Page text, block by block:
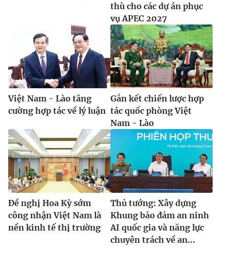
thù cho các dự án phục
vụ APEC 2027
Việt Nam - Lào tăng
cường hợp tác về lý luận
Gắn kết chiến lược hợp
tác quốc phòng Việt
Nam - Lào
Đề nghị Hoa Kỳ sớm
công nhận Việt Nam là
nền kinh tế thị trường
Thủ tướng: Xây dựng
Khung bảo đảm an ninh
AI quốc gia và năng lực
chuyên trách về an...